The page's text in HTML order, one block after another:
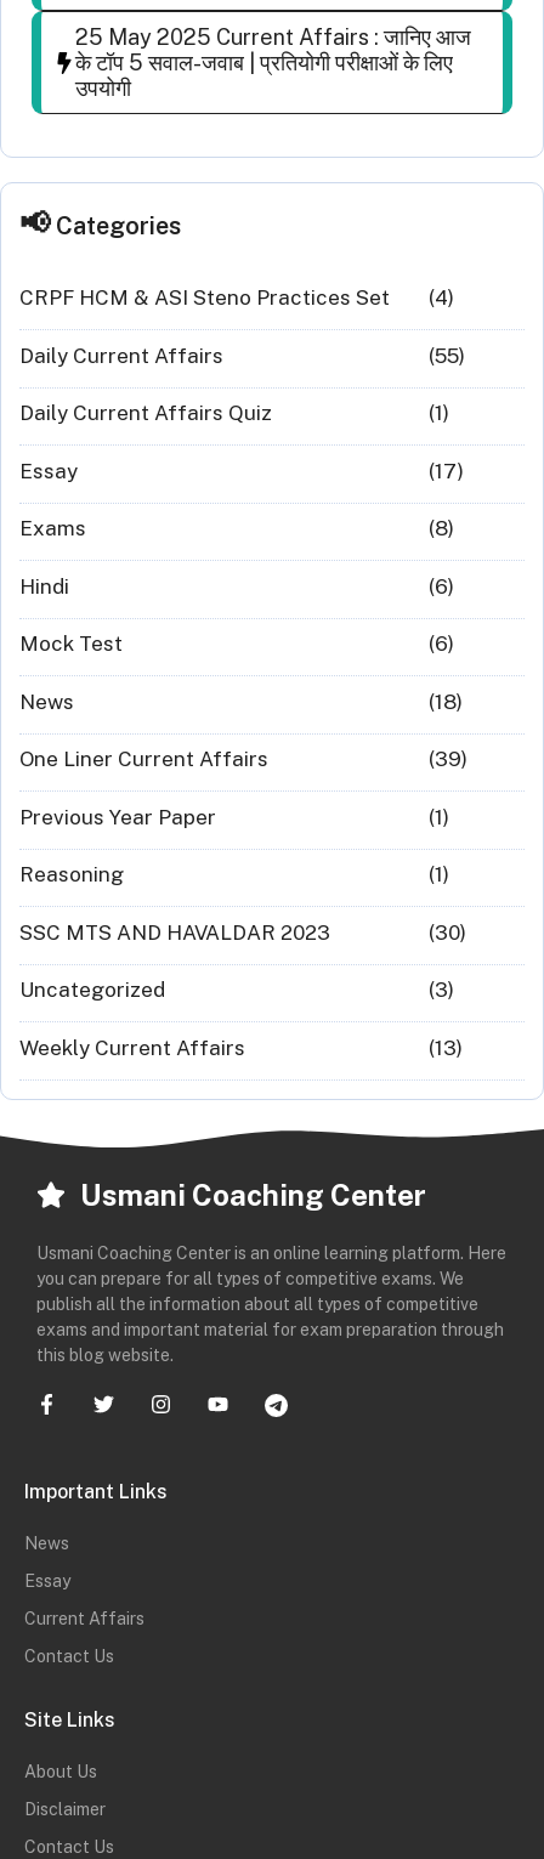
25 May 2025 Current Affairs : जानिए आज
के टॉप 5 सवाल-जवाब | प्रतियोगी परीक्षाओं के लिए
उपयोगी
Categories
CRPF HCM & ASI Steno Practices Set (4)
Daily Current Affairs (55)
Daily Current Affairs Quiz (1)
Essay (17)
Exams (8)
Hindi (6)
Mock Test (6)
News (18)
One Liner Current Affairs (39)
Previous Year Paper (1)
Reasoning (1)
SSC MTS AND HAVALDAR 2023 (30)
Uncategorized (3)
Weekly Current Affairs (13)
Usmani Coaching Center
Usmani Coaching Center is an online learning platform. Here
you can prepare for all types of competitive exams. We
publish all the information about all types of competitive
exams and important material for exam preparation through
this blog website.
Important Links
News
Essay
Current Affairs
Contact Us
Site Links
About Us
Disclaimer
Contact Us